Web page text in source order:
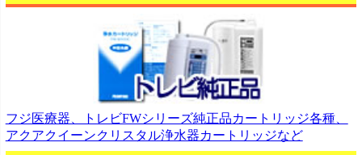
フジ医療器、トレビFWシリーズ純正品カートリッジ各種、
アクアクイーンクリスタル浄水器カートリッジなど